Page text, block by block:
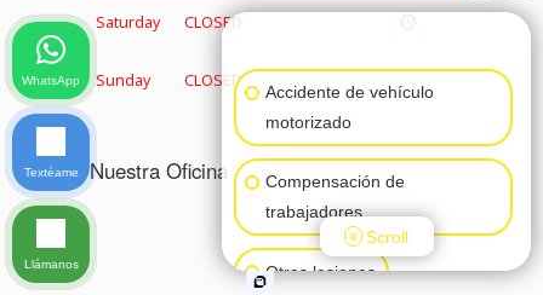
Saturday CLOSED
Sunday CLOSED
Nuestra Oficina
Accidente de vehículo
motorizado
Compensación de
trabajadores
Otras lesiones
Scroll
WhatsApp
Textéame
Llámanos